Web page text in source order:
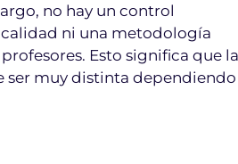
no hay un control
ni una metodología
Esto significa que la
ser muy distinta dependiendo